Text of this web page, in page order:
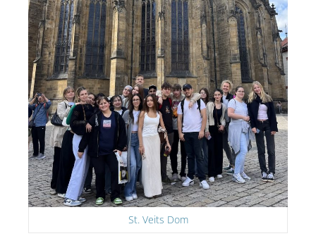
St. Veits Dom